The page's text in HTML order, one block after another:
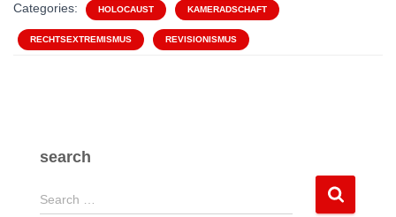
Categories: HOLOCAUST KAMERADSCHAFT
RECHTSEXTREMISMUS REVISIONISMUS
search
S
e
Search …